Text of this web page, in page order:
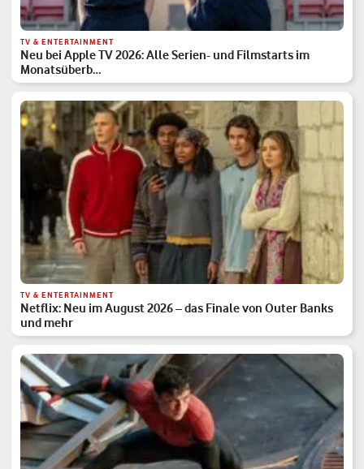
TV & ENTERTAINMENT
Neu bei Apple TV 2026: Alle Serien- und Filmstarts im
Monatsüberb…
TV & ENTERTAINMENT
Netflix: Neu im August 2026 – das Finale von Outer Banks
und mehr